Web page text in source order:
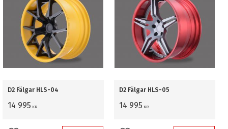
D2 Fälgar HLS-04
14 995 KR
D2 Fälgar HLS-05
14 995 KR